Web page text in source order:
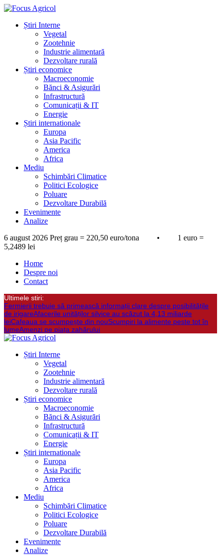
Știri Interne
Vegetal
Zootehnie
Industrie alimentară
Dezvoltare rurală
Știri economice
Macroeconomie
Bănci & Asigurări
Infrastructură
Comunicații & IT
Energie
Știri internationale
Europa
Asia Pacific
America
Africa
Mediu
Schimbări Climatice
Politici Ecologice
Poluare
Dezvoltare Durabilă
Evenimente
Analize
6 august 2026 Preț grau = 220,50 euro/tona • 1 euro =
5,2489 lei
Home
Despre noi
Contact
Ultimele stiri:
Fermierii trebuie să primească informații clare despre posibilitățile
de irigareAfacerile unităților silvice au scăzut la 4,13 miliarde
leiCafeaua se scumpește din nouScumpiri la alimente peste tot în
lumeAmenzi pe piața zahărului
Știri Interne
Vegetal
Zootehnie
Industrie alimentară
Dezvoltare rurală
Știri economice
Macroeconomie
Bănci & Asigurări
Infrastructură
Comunicații & IT
Energie
Știri internationale
Europa
Asia Pacific
America
Africa
Mediu
Schimbări Climatice
Politici Ecologice
Poluare
Dezvoltare Durabilă
Evenimente
Analize